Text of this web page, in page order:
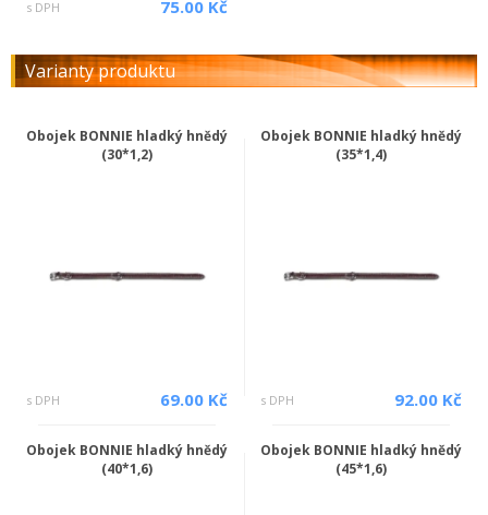
s DPH 75.00 Kč
Varianty produktu
Obojek BONNIE hladký hnědý
(30*1,2)
s DPH 69.00 Kč
Obojek BONNIE hladký hnědý
(35*1,4)
s DPH 92.00 Kč
Obojek BONNIE hladký hnědý
(40*1,6)
Obojek BONNIE hladký hnědý
(45*1,6)